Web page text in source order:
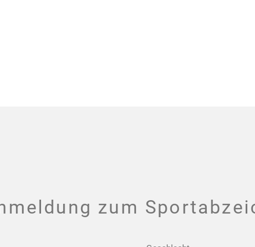
zum